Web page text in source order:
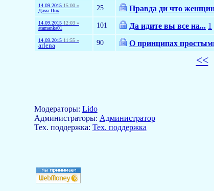
14.09.2015 15:00 »
Дама Пик
25 Правда ди что
14.09.2015 12:03 »
atamanka01
101 Да идите вы все на... 1
14.09.2015 11:55 »
arlena 90 О принципах
<<
Модераторы: Lido
Aдминистраторы: Администратор
Тех. поддержка: Тех. поддержка